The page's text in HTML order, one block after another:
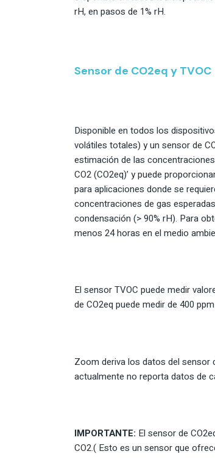
rH, en pasos de 1% rH.
Sensor de CO2eq y TVOC
Disponible en todos los
volátiles totales) y un sensor de
estimación de las
CO2 (CO2eq)’ y puede
para aplicaciones donde se
concentraciones de gas
condensación (> 90% rH). Para
menos 24 horas en el medio
El sensor TVOC puede medir
de CO2eq puede medir de 400
Zoom deriva los datos del sensor
actualmente no reporta datos de
IMPORTANTE: El sensor de
CO2.( Esto es un sensor que